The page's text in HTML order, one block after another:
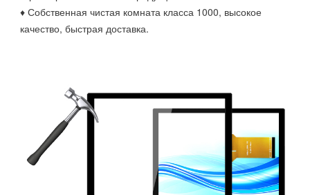
♦ Собственная чистая комната класса 1000, высокое
качество, быстрая доставка.